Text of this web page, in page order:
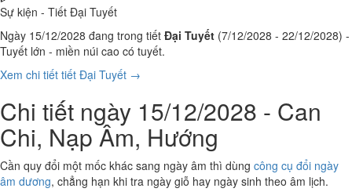
Sự kiện - Tiết Đại Tuyết
Ngày 15/12/2028 đang trong tiết Đại Tuyết (7/12/2028 - 22/12/2028) -
Tuyết lớn - miền núi cao có tuyết.
Xem chi tiết tiết Đại Tuyết →
Chi tiết ngày 15/12/2028 - Can
Chi, Nạp Âm, Hướng
Cần quy đổi một mốc khác sang ngày âm thì dùng công cụ đổi ngày
âm dương, chẳng hạn khi tra ngày giỗ hay ngày sinh theo âm lịch.